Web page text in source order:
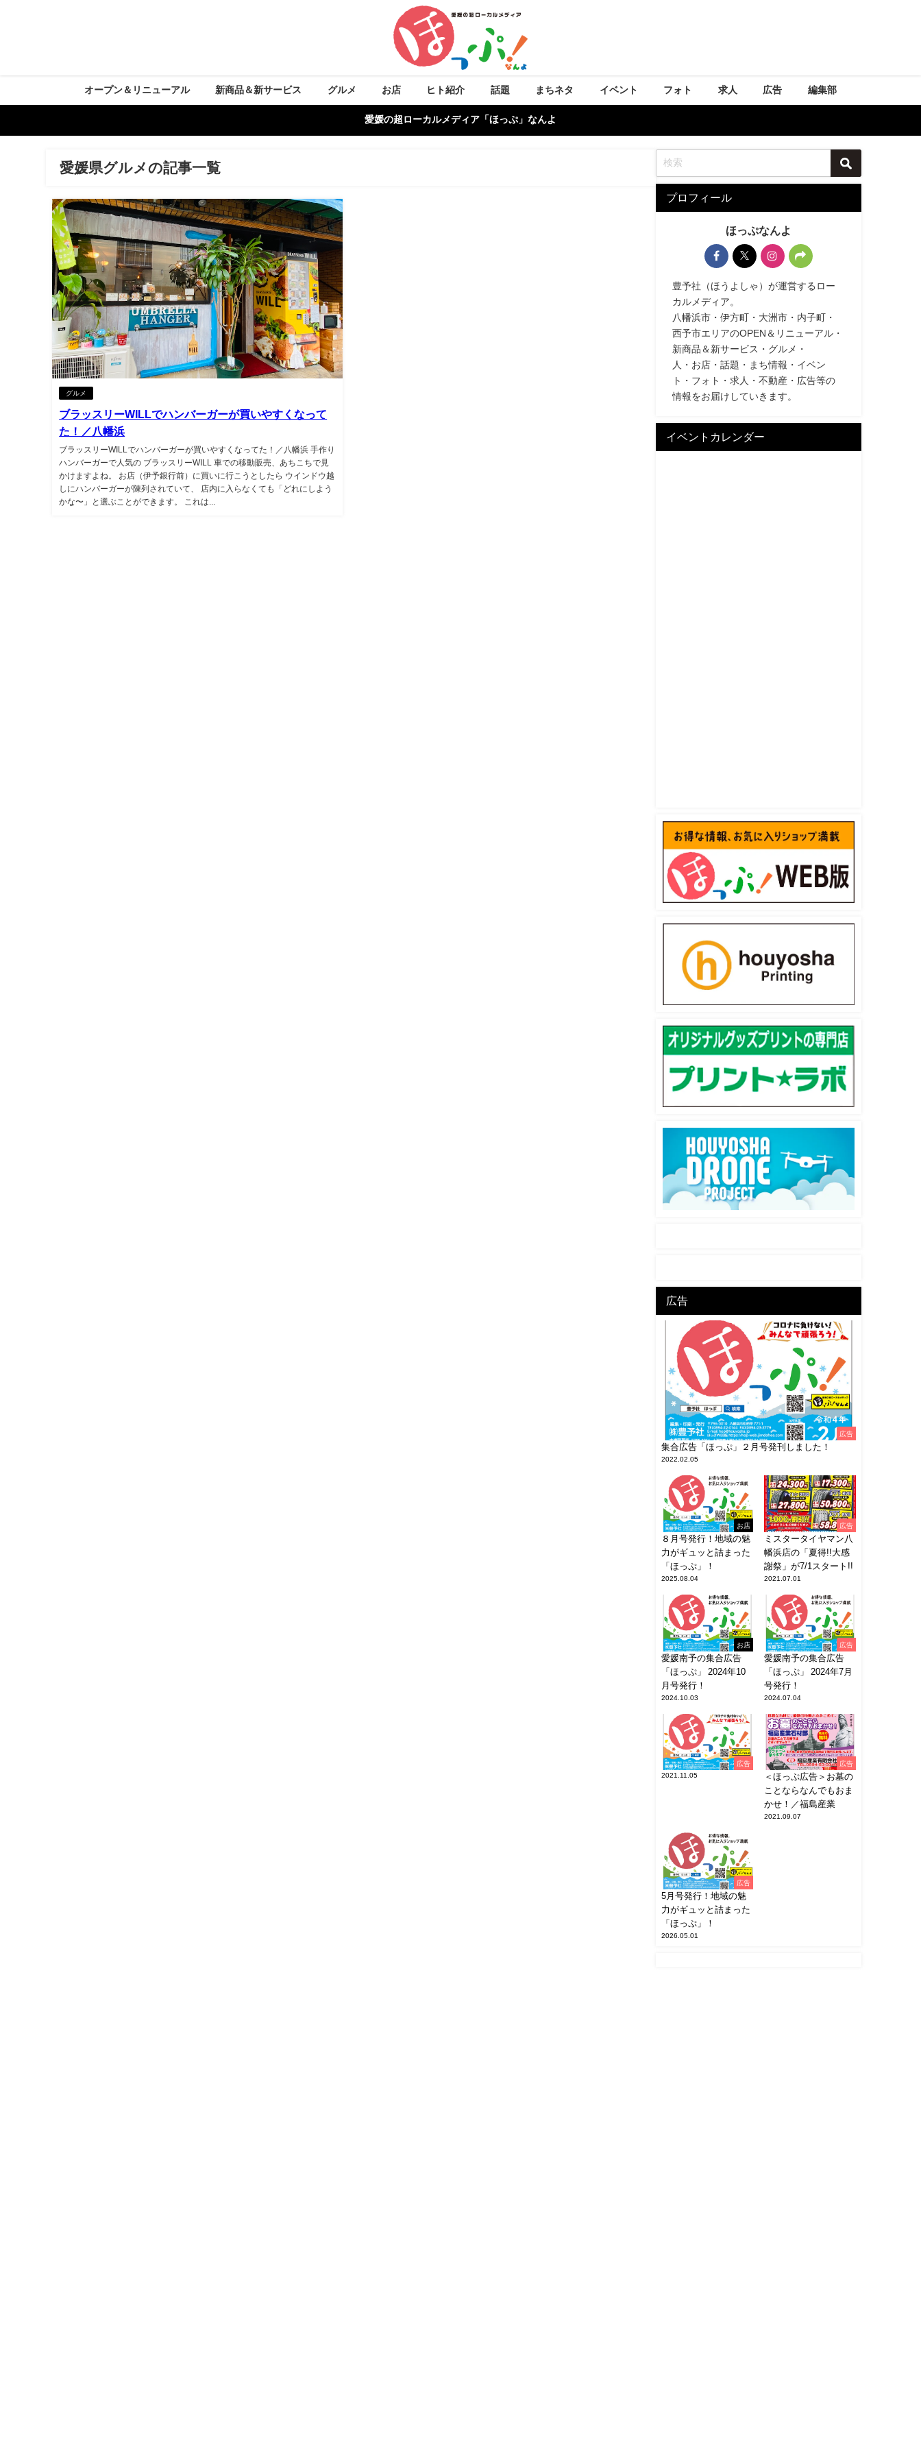
オープン＆リニューアル 新商品＆新サービス グルメ お店 ヒト紹介 話題 まちネタ イベント フォト 求人 広告 編集部
愛媛の超ローカルメディア「ほっぷ」なんよ
愛媛県グルメの記事一覧
グルメ
ブラッスリーWILLでハンバーガーが買いやすくなって
た！／八幡浜
ブラッスリーWILLでハンバーガーが買いやすくなってた！／八幡浜 手作り
ハンバーガーで人気の ブラッスリーWILL 車での移動販売、あちこちで見
かけますよね。 お店（伊予銀行前）に買いに行こうとしたら ウインドウ越
しにハンバーガーが陳列されていて、 店内に入らなくても「どれにしよう
かな〜」と選ぶことができます。 これは...
プロフィール
ほっぷなんよ
豊予社（ほうよしゃ）が運営するロー
カルメディア。
八幡浜市・伊方町・大洲市・内子町・
西予市エリアのOPEN＆リニューアル・
新商品＆新サービス・グルメ・
人・お店・話題・まち情報・イベン
ト・フォト・求人・不動産・広告等の
情報をお届けしていきます。
イベントカレンダー
広告
広告
集合広告「ほっぷ」２月号発刊しました！
2022.02.05
お店
８月号発行！地域の魅
力がギュッと詰まった
「ほっぷ」！
2025.08.04
広告
ミスタータイヤマン八
幡浜店の「夏得!!大感
謝祭」が7/1スタート!!
2021.07.01
お店
愛媛南予の集合広告
「ほっぷ」 2024年10
月号発行！
2024.10.03
広告
愛媛南予の集合広告
「ほっぷ」 2024年7月
号発行！
2024.07.04
広告
2021.11.05
広告
＜ほっぷ広告＞お墓の
ことならなんでもおま
かせ！／福島産業
2021.09.07
広告
5月号発行！地域の魅
力がギュッと詰まった
「ほっぷ」！
2026.05.01